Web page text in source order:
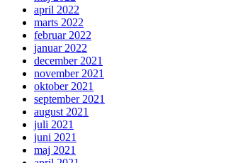
april 2022
marts 2022
februar 2022
januar 2022
december 2021
november 2021
oktober 2021
september 2021
august 2021
juli 2021
juni 2021
maj 2021